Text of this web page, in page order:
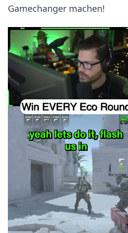
Gamechanger machen!